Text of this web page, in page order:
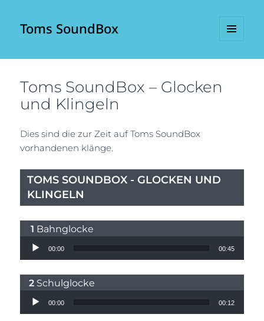
Toms SoundBox
Toms SoundBox – Glocken
und Klingeln
Dies sind die zur Zeit auf Toms SoundBox
vorhandenen klänge.
TOMS SOUNDBOX - GLOCKEN UND
KLINGELN
Bahnglocke
Audio-Player
00:00 00:45
Schulglocke
Audio-Player
00:00 00:12